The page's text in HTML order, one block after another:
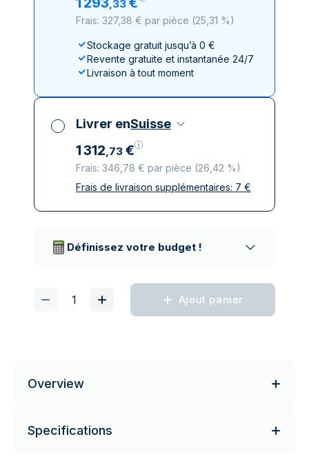
,33
Frais: 327,38 € par pièce (25,31 %)
Stockage gratuit jusqu’à 0 €
Revente gratuite et instantanée 24/7
Livraison à tout moment
Livrer enSuisse
1312,73 €
Frais: 346,78 € par pièce (26,42 %)
Toutes taxes comprises
Frais de livraison supplémentaires: 7 €
Définissez votre budget !
Ajout panier
Overview
Specifications